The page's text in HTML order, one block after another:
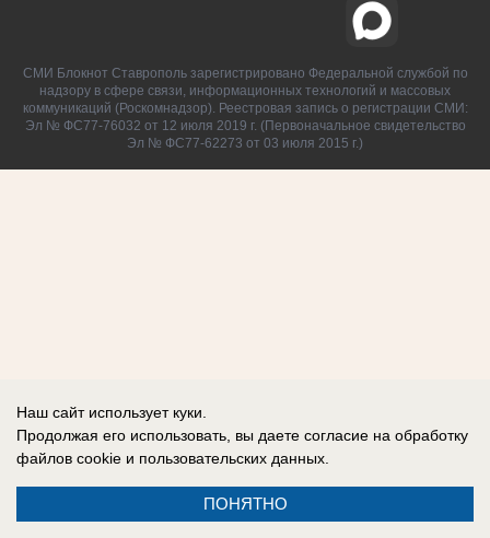
СМИ Блокнот Ставрополь зарегистрировано Федеральной службой по
надзору в сфере связи, информационных технологий и массовых
коммуникаций (Роскомнадзор). Реестровая запись о регистрации СМИ:
Эл № ФС77-76032 от 12 июля 2019 г. (Первоначальное свидетельство
Эл № ФС77-62273 от 03 июля 2015 г.)
Наш сайт использует куки.
Продолжая его использовать, вы даете согласие на обработку
файлов cookie и пользовательских данных.
ПОНЯТНО